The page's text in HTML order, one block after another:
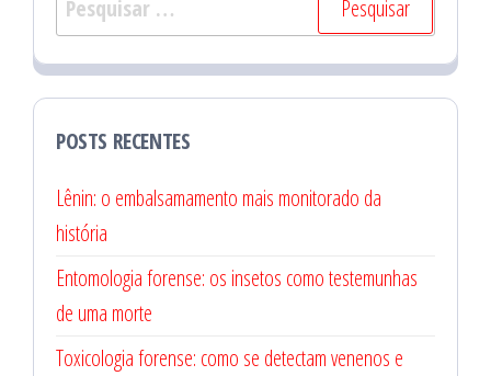
por:
POSTS RECENTES
Lênin: o embalsamamento mais monitorado da
história
Entomologia forense: os insetos como testemunhas
de uma morte
Toxicologia forense: como se detectam venenos e